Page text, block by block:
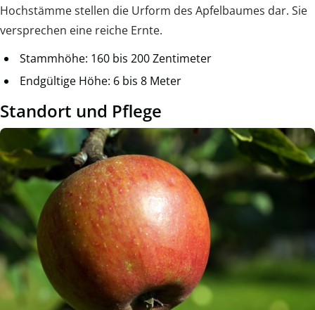
Hochstämme stellen die Urform des Apfelbaumes dar. Sie
versprechen eine reiche Ernte.
Stammhöhe: 160 bis 200 Zentimeter
Endgültige Höhe: 6 bis 8 Meter
Standort und Pflege